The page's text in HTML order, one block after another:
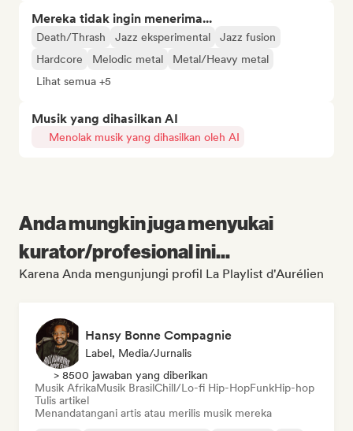
Mereka tidak ingin menerima...
Death/Thrash Jazz eksperimental
Jazz fusion
Hardcore
Melodic metal
Metal/Heavy metal
Lihat semua +5
Musik yang dihasilkan AI
Menolak musik yang dihasilkan oleh AI
Anda mungkin juga menyukai
kurator/profesional ini...
Karena Anda mengunjungi profil La Playlist d'Aurélien
Hansy Bonne Compagnie
Label, Media/Jurnalis
> 8500 jawaban yang diberikan
Musik AfrikaMusik BrasilChill/Lo-fi Hip-HopFunkHip-hop
Tulis artikel
Menandatangani artis atau merilis musik mereka